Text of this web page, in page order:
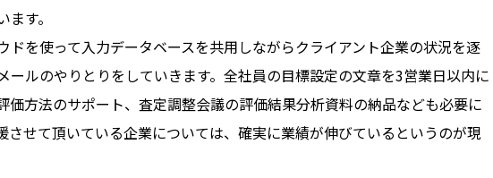
す。
ドを使って入力データベースを共用しながらクライアント企業の状況を逐
ールのやりとりをしていきます。全社員の目標設定の文章を3営業日以内に
価方法のサポート、査定調整会議の評価結果分析資料の納品なども必要に
させて頂いている企業については、確実に業績が伸びているというのが現